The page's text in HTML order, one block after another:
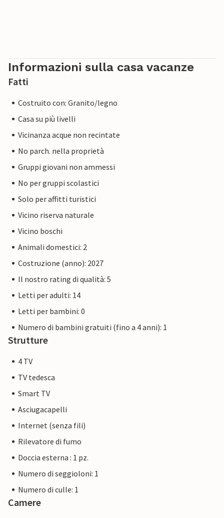
Informazioni sulla casa vacanze
Fatti
Costruito con: Granito/legno
Casa su più livelli
Vicinanza acque non recintate
No parch. nella proprietà
Gruppi giovani non ammessi
No per gruppi scolastici
Solo per affitti turistici
Vicino riserva naturale
Vicino boschi
Animali domestici: 2
Costruzione (anno): 2027
Il nostro rating di qualità: 5
Letti per adulti: 14
Letti per bambini: 0
Numero di bambini gratuiti (fino a 4 anni): 1
Strutture
4 TV
TV tedesca
Smart TV
Asciugacapelli
Internet (senza fili)
Rilevatore di fumo
Doccia esterna : 1 pz.
Numero di seggioloni: 1
Numero di culle: 1
Camere